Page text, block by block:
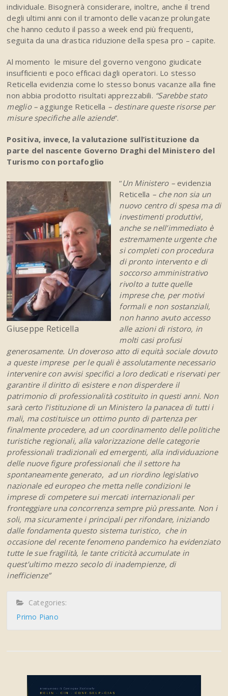
individuale. Bisognerà considerare, inoltre, anche il trend
degli ultimi anni con il tramonto delle vacanze prolungate
che hanno ceduto il passo a week end più frequenti,
seguita da una drastica riduzione della spesa pro – capite.
Al momento le misure del governo vengono giudicate
insufficienti e poco efficaci dagli operatori. Lo stesso
Reticella evidenzia come lo stesso bonus vacanze alla fine
non abbia prodotto risultati apprezzabili. “Sarebbe stato
meglio –aggiunge Reticella – destinare queste risorse per
misure specifiche alle aziende”.
Positiva, invece, la valutazione sull’istituzione da
parte del nascente Governo Draghi del Ministero del
Turismo con portafoglio
Giuseppe Reticella
“Un Ministero –evidenzia
Reticella – che non sia un
nuovo centro di spesa ma di
investimenti produttivi,
anche se nell’immediato è
estremamente urgente che
si completi con procedura
di pronto intervento e di
soccorso amministrativo
rivolto a tutte quelle
imprese che, per motivi
formali e non sostanziali,
non hanno avuto accesso
alle azioni di ristoro, in
molti casi profusi
generosamente. Un doveroso atto di equità sociale dovuto
a queste imprese per le quali è assolutamente necessario
intervenire con avvisi specifici a loro dedicati e riservati per
garantire il diritto di esistere e non disperdere il
patrimonio di professionalità costituito in questi anni. Non
sarà certo l’istituzione di un Ministero la panacea di tutti i
mali, ma costituisce un ottimo punto di partenza per
finalmente procedere, ad un coordinamento delle politiche
turistiche regionali, alla valorizzazione delle categorie
professionali tradizionali ed emergenti, alla individuazione
delle nuove figure professionali che il settore ha
spontaneamente generato, ad un riordino legislativo
nazionale ed europeo che metta nelle condizioni le
imprese di competere sui mercati internazionali per
fronteggiare una concorrenza sempre più pressante. Non i
soli, ma sicuramente i principali per rifondare, iniziando
dalle fondamenta questo sistema turistico, che in
occasione del recente fenomeno pandemico ha evidenziato
tutte le sue fragilità, le tante criticità accumulate in
quest’ultimo mezzo secolo di inadempienze, di
inefficienze”
Categories:
Primo Piano